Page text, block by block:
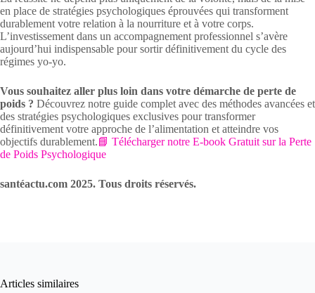
en place de stratégies psychologiques éprouvées qui transforment
durablement votre relation à la nourriture et à votre corps.
L’investissement dans un accompagnement professionnel s’avère
aujourd’hui indispensable pour sortir définitivement du cycle des
régimes yo-yo.
Vous souhaitez aller plus loin dans votre démarche de perte de
poids ? Découvrez notre guide complet avec des méthodes avancées et
des stratégies psychologiques exclusives pour transformer
définitivement votre approche de l’alimentation et atteindre vos
objectifs durablement.📘 Télécharger notre E-book Gratuit sur la Perte
de Poids Psychologique
santéactu.com 2025. Tous droits réservés.
Articles similaires